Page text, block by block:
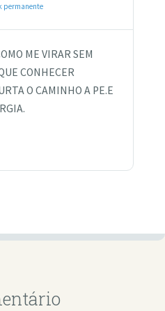
permanente
ME VIRAR SEM
CONHECER
O CAMINHO A PE.E